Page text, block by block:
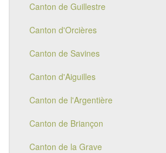
Canton de Guillestre
Canton d'Orcières
Canton de Savines
Canton d'Aiguilles
Canton de l'Argentière
Canton de Briançon
Canton de la Grave